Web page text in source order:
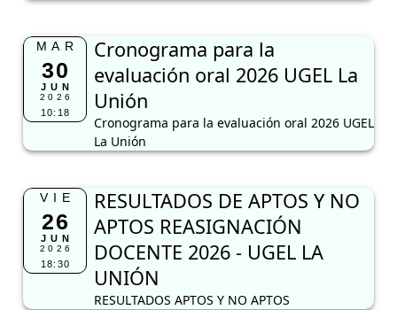
MAR
30
JUN
2026
10:18
Cronograma para la
evaluación oral 2026 UGEL La
Unión
Cronograma para la evaluación oral 2026 UGEL
La Unión
VIE
26
JUN
2026
18:30
RESULTADOS DE APTOS Y NO
APTOS REASIGNACIÓN
DOCENTE 2026 - UGEL LA
UNIÓN
RESULTADOS APTOS Y NO APTOS